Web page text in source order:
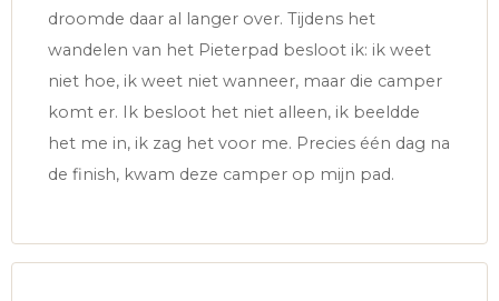
droomde daar al langer over. Tijdens het
wandelen van het Pieterpad besloot ik: ik weet
niet hoe, ik weet niet wanneer, maar die camper
komt er. Ik besloot het niet alleen, ik beeldde
het me in, ik zag het voor me. Precies één dag na
de finish, kwam deze camper op mijn pad.